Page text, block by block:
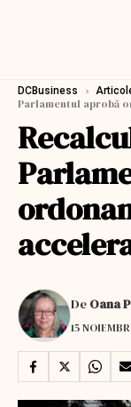
DCBusiness ›
Parlamentul aprobă
De Oana
15